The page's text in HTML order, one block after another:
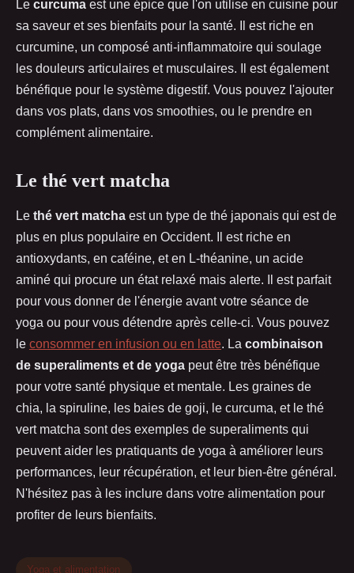
Le curcuma est une épice que l'on utilise en cuisine pour
sa saveur et ses bienfaits pour la santé. Il est riche en
curcumine, un composé anti-inflammatoire qui soulage
les douleurs articulaires et musculaires. Il est également
bénéfique pour le système digestif. Vous pouvez l'ajouter
dans vos plats, dans vos smoothies, ou le prendre en
complément alimentaire.
Le thé vert matcha
Le thé vert matcha est un type de thé japonais qui est de
plus en plus populaire en Occident. Il est riche en
antioxydants, en caféine, et en L-théanine, un acide
aminé qui procure un état relaxé mais alerte. Il est parfait
pour vous donner de l'énergie avant votre séance de
yoga ou pour vous détendre après celle-ci. Vous pouvez
le consommer en infusion ou en latte. La combinaison
de superaliments et de yoga peut être très bénéfique
pour votre santé physique et mentale. Les graines de
chia, la spiruline, les baies de goji, le curcuma, et le thé
vert matcha sont des exemples de superaliments qui
peuvent aider les pratiquants de yoga à améliorer leurs
performances, leur récupération, et leur bien-être général.
N'hésitez pas à les inclure dans votre alimentation pour
profiter de leurs bienfaits.
Yoga et alimentation